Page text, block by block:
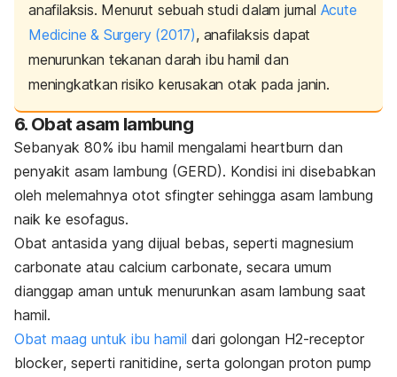
anafilaksis. Menurut sebuah studi dalam jurnal Acute
Medicine & Surgery(2017), anafilaksis dapat
menurunkan tekanan darah ibu hamil dan
meningkatkan risiko kerusakan otak pada janin.
6. Obat asam lambung
Sebanyak 80% ibu hamil mengalami heartburn dan
penyakit asam lambung (GERD). Kondisi ini disebabkan
oleh melemahnya otot sfingter sehingga asam lambung
naik ke esofagus.
Obat antasida yang dijual bebas, seperti magnesium
carbonate atau calcium carbonate, secara umum
dianggap aman untuk menurunkan asam lambung saat
hamil.
Obat maag untuk ibu hamil dari golongan H2-receptor
blocker, seperti ranitidine, serta golongan proton pump